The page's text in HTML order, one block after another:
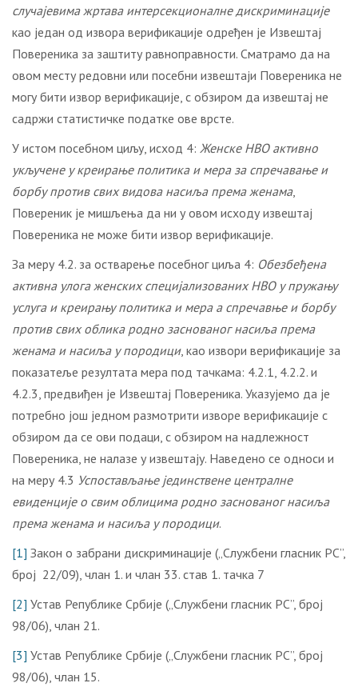
случајевима жртава интерсекционалне дискриминације
као један од извора верификације одређен је Извештај
Повереника за заштиту равноправности. Сматрамо да на
овом месту редовни или посебни извештаји Повереника не
могу бити извор верификације, с обзиром да извештај не
садржи статистичке податке ове врсте.
У истом посебном циљу, исход 4: Женске НВО активно
укључене у креирање политика и мера за спречавање и
борбу против свих видова насиља према женама,
Повереник је мишљења да ни у овом исходу извештај
Повереника не може бити извор верификације.
За меру 4.2. за остварење посебног циља 4: Обезбеђена
активна улога женских специјализованих НВО у пружању
услуга и креирању политика и мера а спречавње и борбу
против свих облика родно заснованог насиља према
женама и насиља у породици, као извори верификације за
показатеље резултата мера под тачкама: 4.2.1, 4.2.2. и
4.2.3, предвиђен је Извештај Повереника. Указујемо да је
потребно још једном размотрити изворе верификације с
обзиром да се ови подаци, с обзиром на надлежност
Повереника, не налазе у извештају. Наведено се односи и
на меру 4.3 Успостављање јединствене централне
евиденције о свим облицима родно заснованог насиља
према женама и насиља у породици.
[1] Закон о забрани дискриминације („Службени гласник РС”,
број 22/09), члан 1. и члан 33. став 1. тачка 7
[2] Устав Републике Србије („Службени гласник РС”, број
98/06), члан 21.
[3] Устав Републике Србије („Службени гласник РС”, број
98/06), члан 15.